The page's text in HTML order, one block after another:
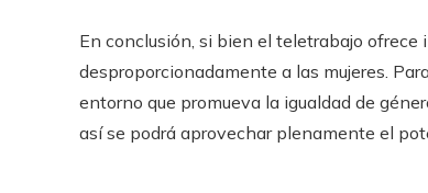
En conclusión, si bien el teletrabajo
desproporcionadamente a las mujeres.
entorno que promueva la igualdad de
así se podrá aprovechar plenamente el